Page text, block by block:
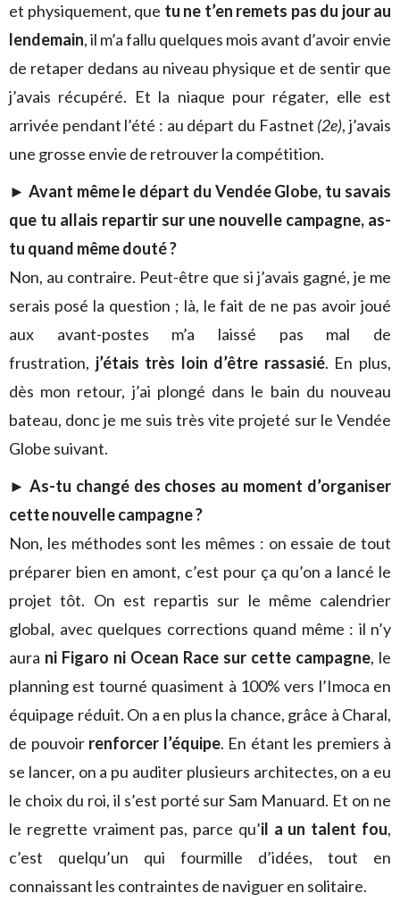
et physiquement, que tu ne t’en remets pas du jour au
lendemain, il m’a fallu quelques mois avant d’avoir envie
de retaper dedans au niveau physique et de sentir que
j’avais récupéré. Et la niaque pour régater, elle est
arrivée pendant l’été : au départ du Fastnet (2e), j’avais
une grosse envie de retrouver la compétition.
► Avant même le départ du Vendée Globe, tu savais
que tu allais repartir sur une nouvelle campagne, as-
tu quand même douté ?
Non, au contraire. Peut-être que si j’avais gagné, je me
serais posé la question ; là, le fait de ne pas avoir joué
aux avant-postes m’a laissé pas mal de
frustration, j’étais très loin d’être rassasié. En plus,
dès mon retour, j’ai plongé dans le bain du nouveau
bateau, donc je me suis très vite projeté sur le Vendée
Globe suivant.
► As-tu changé des choses au moment d’organiser
cette nouvelle campagne ?
Non, les méthodes sont les mêmes : on essaie de tout
préparer bien en amont, c’est pour ça qu’on a lancé le
projet tôt. On est repartis sur le même calendrier
global, avec quelques corrections quand même : il n’y
aura ni Figaro ni Ocean Race sur cette campagne, le
planning est tourné quasiment à 100% vers l’Imoca en
équipage réduit. On a en plus la chance, grâce à Charal,
de pouvoir renforcer l’équipe. En étant les premiers à
se lancer, on a pu auditer plusieurs architectes, on a eu
le choix du roi, il s’est porté sur Sam Manuard. Et on ne
le regrette vraiment pas, parce qu’il a un talent fou,
c’est quelqu’un qui fourmille d’idées, tout en
connaissant les contraintes de naviguer en solitaire.